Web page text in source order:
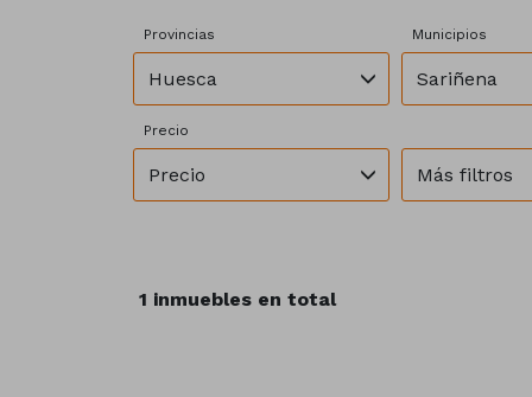
Provincias
Huesca
Municipios
Sariñena
Precio
Precio Más filtros
1 inmuebles en total